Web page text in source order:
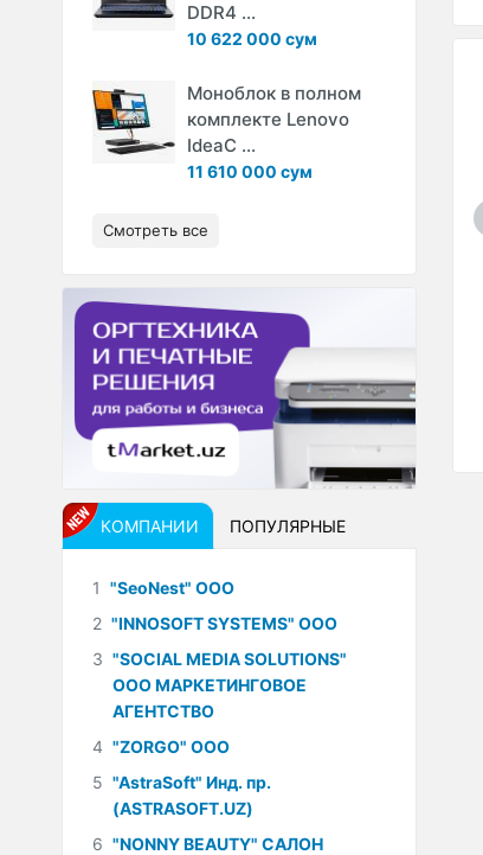
"ASIA BRIDGE
ADVISORS" AB-
ADVISOR OOO
"NETORA
TECHNOLOGY
GROUP" ООО
(NETORA)
DDR4 ...
10 622 000 сум
Моноблок в полном
комплекте Lenovo
IdeaC ...
11 610 000 сум
Смотреть все
КОМПАНИИ ПОПУЛЯРНЫЕ
1 "SeoNest" ООО
2 "INNOSOFT SYSTEMS" ООО
3 "SOCIAL MEDIA SOLUTIONS"
ООО МАРКЕТИНГОВОЕ
АГЕНТСТВО
4 "ZORGO" ООО
5 "AstraSoft" Инд. пр.
(ASTRASOFT.UZ)
6 "NONNY BEAUTY" САЛОН